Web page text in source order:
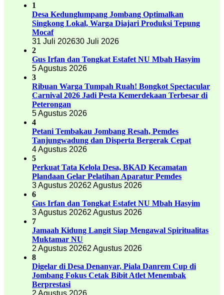
1
Desa Kedunglumpang Jombang Optimalkan
Singkong Lokal, Warga Diajari Produksi Tepung
Mocaf
31 Juli 202630 Juli 2026
2
Gus Irfan dan Tongkat Estafet NU Mbah Hasyim
5 Agustus 2026
3
Ribuan Warga Tumpah Ruah! Bongkot Spectacular
Carnival 2026 Jadi Pesta Kemerdekaan Terbesar di
Peterongan
5 Agustus 2026
4
Petani Tembakau Jombang Resah, Pemdes
Tanjungwadung dan Disperta Bergerak Cepat
4 Agustus 2026
5
Perkuat Tata Kelola Desa, BKAD Kecamatan
Plandaan Gelar Pelatihan Aparatur Pemdes
3 Agustus 20262 Agustus 2026
6
Gus Irfan dan Tongkat Estafet NU Mbah Hasyim
3 Agustus 20262 Agustus 2026
7
Jamaah Kidung Langit Siap Mengawal Spiritualitas
Muktamar NU
2 Agustus 20262 Agustus 2026
8
Digelar di Desa Denanyar, Piala Danrem Cup di
Jombang Fokus Cetak Bibit Atlet Menembak
Berprestasi
2 Agustus 2026